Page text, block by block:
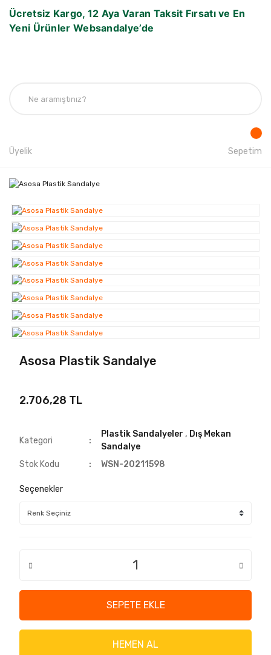
Ücretsiz Kargo, 12 Aya Varan Taksit Fırsatı ve En
Yeni Ürünler Websandalye’de
Üyelik Sepetim
Asosa Plastik Sandalye
2.706,28 TL
Kategori
Plastik Sandalyeler , Dış Mekan
Sandalye
Stok Kodu
WSN-20211598
Seçenekler
SEPETE EKLE
HEMEN AL